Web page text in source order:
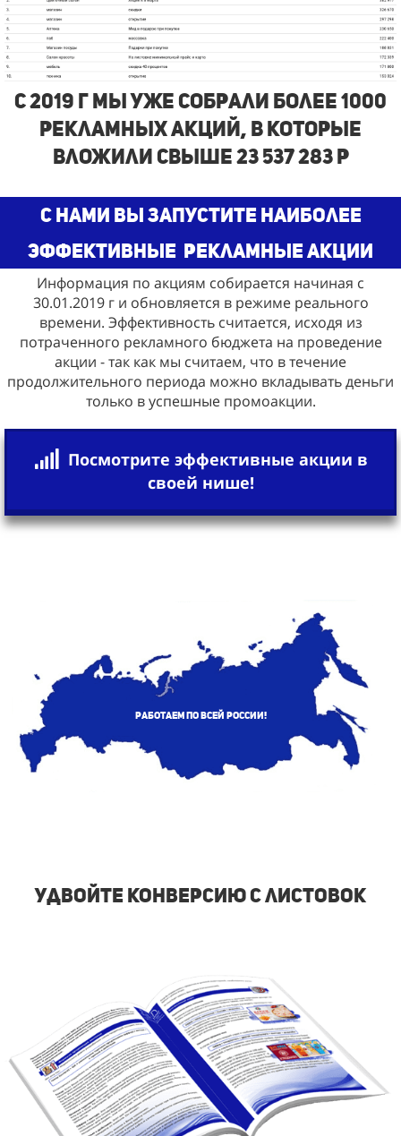
с 2019 г Мы Уже собрали более 1000
рекламных акций, в которые
вложили свыше 23 537 283 р
С нами Вы запустите наиболее
эффективные рекламные акции
Информация по акциям собирается начиная с
30.01.2019 г и обновляется в режиме реального
времени. Эффективность считается, исходя из
потраченного рекламного бюджета на проведение
акции - так как мы считаем, что в течение
продолжительного периода можно вкладывать деньги
только в успешные промоакции.
Посмотрите эффективные акции в
своей нише!
Работаем по всей России!
удвойте конверсию с листовок